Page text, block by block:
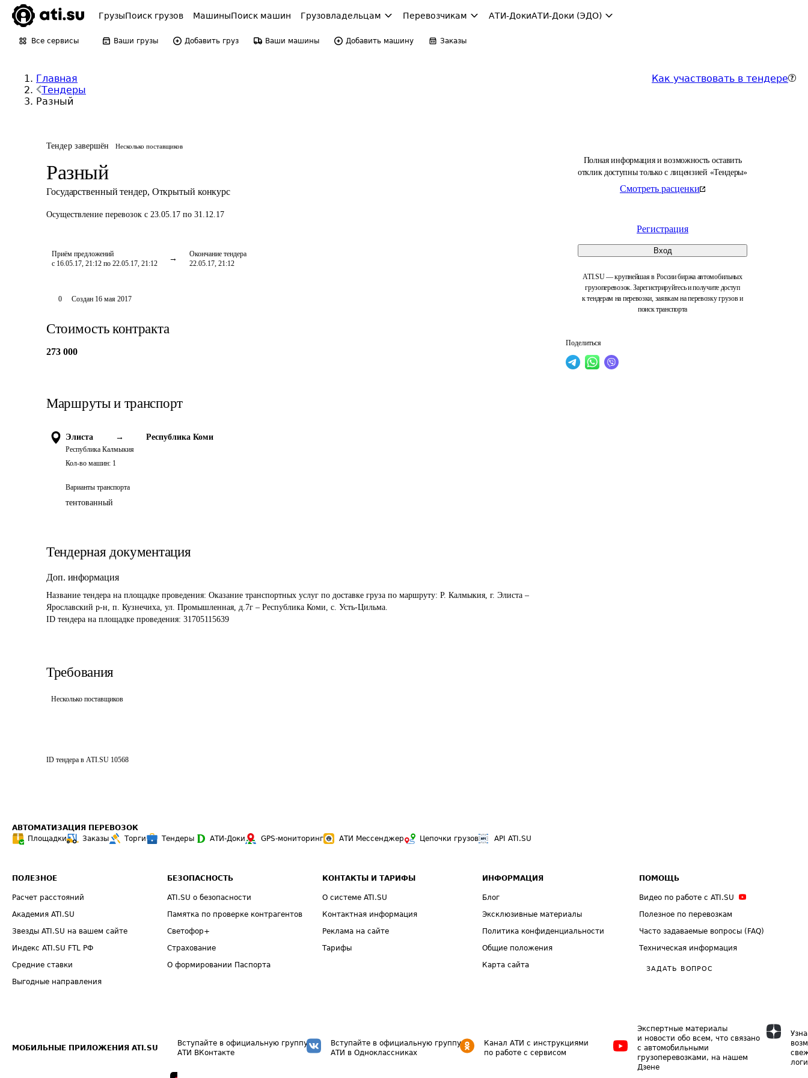
ГрузыПоиск грузов МашиныПоиск машин Грузовладельцам Перевозчикам АТИ-ДокиАТИ-Доки (ЭДО)
Все сервисы Ваши грузы Добавить груз Ваши машины Добавить машину Заказы
Главная
Тендеры
Разный
Как участвовать в тендере
Тендер завершён Несколько поставщиков
Разный
Государственный тендер, Открытый конкурс
Осуществление перевозок с 23.05.17 по 31.12.17
Приём предложений
с 16.05.17, 21:12 по 22.05.17, 21:12
Окончание тендера
22.05.17, 21:12
Полная информация и возможность оставить
отклик доступны только с лицензией «Тендеры»
Смотреть расценки
Регистрация
Вход
ATI.SU — крупнейшая в России биржа автомобильных
грузоперевозок. Зарегистрируйтесь и получите доступ
к тендерам на перевозки, заявкам на перевозку грузов и
поиск транспорта
Поделиться
0 Создан 16 мая 2017
Стоимость контракта
273 000
Маршруты и транспорт
Элиста →
Республика Калмыкия
Республика Коми
Кол-во машин: 1
Варианты транспорта
тентованный
Тендерная документация
Доп. информация
Название тендера на площадке проведения: Оказание транспортных услуг по доставке груза по маршруту: Р. Калмыкия, г. Элиста –
Ярославский р-н, п. Кузнечиха, ул. Промышленная, д.7г – Республика Коми, с. Усть-Цильма.
ID тендера на площадке проведения: 31705115639
Требования
Несколько поставщиков
ID тендера в ATI.SU 10568
АВТОМАТИЗАЦИЯ ПЕРЕВОЗОК
Площадки
Заказы Торги Тендеры АТИ-Доки GPS-мониторинг АТИ Мессенджер Цепочки грузов API ATI.SU
ПОЛЕЗНОЕ
Расчет расстояний
Академия ATI.SU
Звезды ATI.SU на вашем сайте
Индекс ATI.SU FTL РФ
Средние ставки
Выгодные направления
БЕЗОПАСНОСТЬ
ATI.SU о безопасности
Памятка по проверке контрагентов
Светофор+
Страхование
О формировании Паспорта
КОНТАКТЫ И ТАРИФЫ
О системе ATI.SU
Контактная информация
Реклама на сайте
Тарифы
ИНФОРМАЦИЯ
Блог
Эксклюзивные материалы
Политика конфиденциальности
Общие положения
Карта сайта
ПОМОЩЬ
Видео по работе с ATI.SU
Полезное по перевозкам
Часто задаваемые вопросы (FAQ)
Техническая информация
ЗАДАТЬ ВОПРОС
МОБИЛЬНЫЕ ПРИЛОЖЕНИЯ ATI.SU
Вступайте в официальную группу
АТИ ВКонтакте
Вступайте в официальную группу
АТИ в Одноклассниках
Канал АТИ с инструкциями
по работе с сервисом
Экспертные материалы
и новости обо всем, что связано
с автомобильными
грузоперевозками, на нашем
Дзене